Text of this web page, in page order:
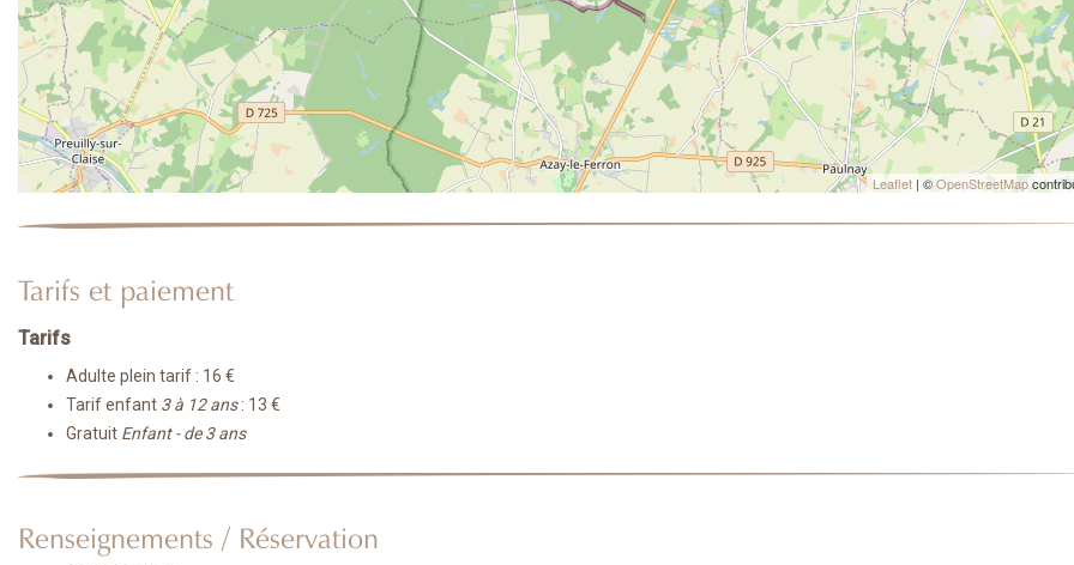
Leaflet| ©OpenStreetMap
Tarifs et paiement
Tarifs
Adulte plein tarif : 16 €
Tarif enfant 3 à 12 ans: 13 €
Gratuit Enfant - de 3 ans
Renseignements / Réservation